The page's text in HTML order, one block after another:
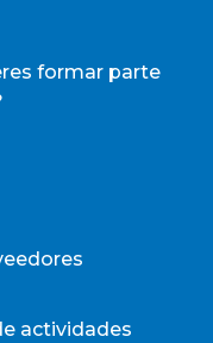
formar parte
actividades